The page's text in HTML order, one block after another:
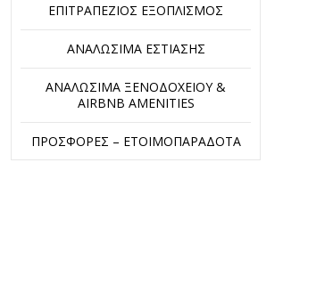
ΕΠΙΤΡΑΠΈΖΙΟΣ ΕΞΟΠΛΙΣΜΌΣ
ΑΝΑΛΏΣΙΜΑ ΕΣΤΊΑΣΗΣ
ΑΝΑΛΏΣΙΜΑ ΞΕΝΟΔΟΧΕΊΟΥ &
AIRBNB AMENITIES
ΠΡΟΣΦΟΡΈΣ – ΕΤΟΙΜΟΠΑΡΆΔΟΤΑ